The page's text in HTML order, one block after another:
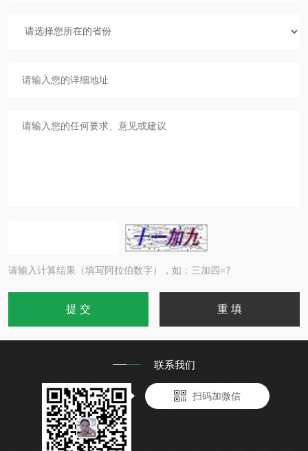
请输入计算结果（填写阿拉伯数字），如：三加四=7
联系我们
扫码加微信